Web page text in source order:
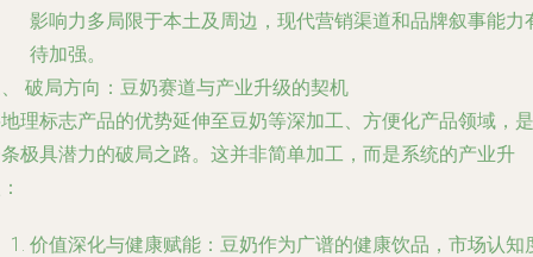
影响力多局限于本土及周边，现代营销渠道和品牌叙事能力
待加强。
破局方向：豆奶赛道与产业升级的契机
理标志产品的优势延伸至豆奶等深加工、方便化产品领域，是
极具潜力的破局之路。这并非简单加工，而是系统的产业升
价值深化与健康赋能 ：豆奶作为广谱的健康饮品，市场认知